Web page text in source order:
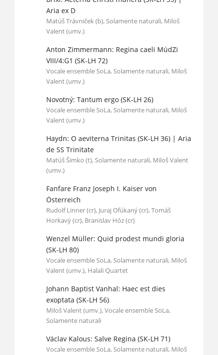
Aria ex D
Matúš Trávniček (b), Solamente naturali, Miloš
Valent (umv.)
Anton Zimmermann: Regina caeli MúdZi
VIII/4:G1 (SK-LH 72)
Vocale ensemble SoLa, Solamente naturali, Miloš
Valent (umv.)
Novotný: Tantum ergo (SK-LH 26)
Vocale ensemble SoLa, Solamente naturali, Miloš
Valent (umv.)
Haydn: O aeviterna Trinitas (SK-LH 36) | Aria
de SS Trinitate
Matúš Šimko (t), Solamente naturali, Miloš Valent
(umv.)
Fanfare Franz Joseph I. Kaiser von
Österreich
Rudolf Linner (cr), Juraj Ofúkaný (cr), Tomáš
Horkavý (cr), Branislav Hóz (cr)
Wenzel Müller: Quid prodest mundi gloria
(SK-LH 80)
Vocale ensemble SoLa, Solamente naturali, Miloš
Valent (umv.), Halali Quartet
Johann Baptist Vanhal: Haec est dies
exoptata (SK-LH 56)
Miloš Valent (umv.), Vocale ensemble SoLa,
Solamente naturali
Václav Kalous: Salve Regina (SK-LH 71)
Vocale ensemble SoLa, Solamente naturali, Miloš